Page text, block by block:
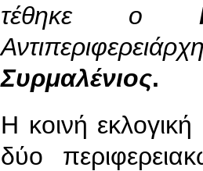
τέθηκε ο
Συρμαλένιος.
Η κοινή
δύο